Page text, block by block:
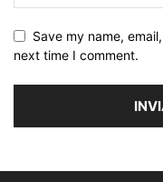
Save my name,
next time I comment.